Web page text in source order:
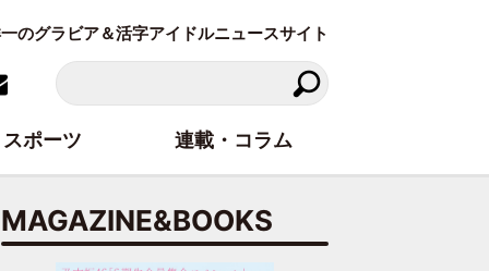
のグラビア＆活字アイドルニュースサイト
MAGAZINE&BOOKS
スポーツ 連載・コラム